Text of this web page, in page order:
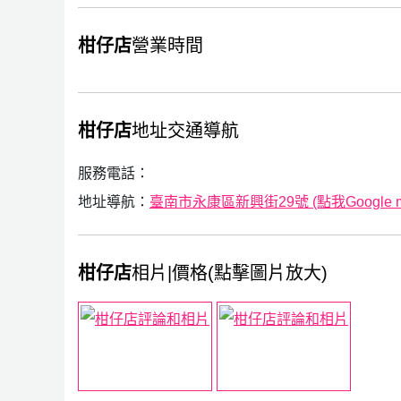
柑仔店營業時間
柑仔店地址交通導航
服務電話：
地址導航： 臺南市永康區新興街29號 (點我Google
柑仔店相片|價格(點擊圖片放大)